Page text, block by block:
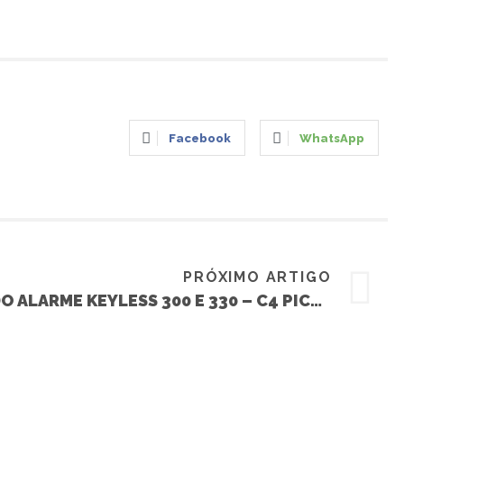
Facebook WhatsApp
PRÓXIMO ARTIGO
INSTALAÇÃO DO ALARME KEYLESS 300 E 330 – C4 PICASSO (CITROEN)